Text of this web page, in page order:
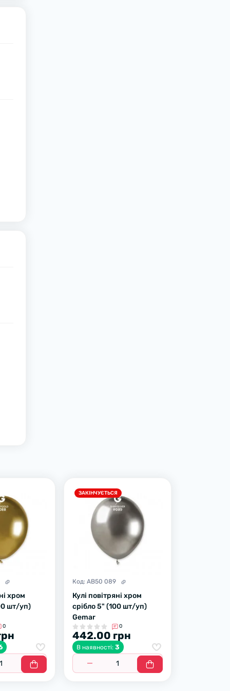
хром
шт/уп)
0
ЗАКІНЧУЄТЬСЯ
Код: AB50 089
Кулі повітряні хром
срібло 5" (100 шт/уп)
Gemar
0
442.00 грн
В наявності: 3